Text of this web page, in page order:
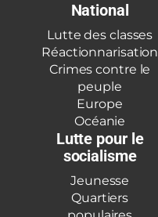
National
Lutte des classes
Réactionnarisation
Crimes contre le
peuple
Europe
Océanie
Lutte pour le
socialisme
Jeunesse
Quartiers